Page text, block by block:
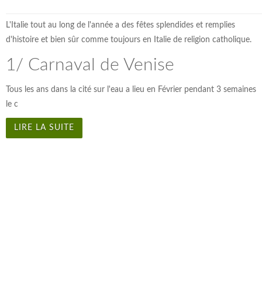
L'Italie tout au long de l'année a des fêtes splendides et remplies
d'histoire et bien sûr comme toujours en Italie de religion catholique.
1/ Carnaval de Venise
Tous les ans dans la cité sur l'eau a lieu en Février pendant 3 semaines
le c
LIRE LA SUITE